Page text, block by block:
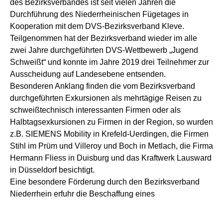
des Bezirksverbandes ist seit vielen Jahren die
Durchführung des Niederrheinischen Fügetages in
Kooperation mit dem DVS-Bezirksverband Kleve.
Teilgenommen hat der Bezirksverband wieder im alle
zwei Jahre durchgeführten DVS-Wettbewerb „Jugend
Schweißt“ und konnte im Jahre 2019 drei Teilnehmer zur
Ausscheidung auf Landesebene entsenden.
Besonderen Anklang finden die vom Bezirksverband
durchgeführten Exkursionen als mehrtägige Reisen zu
schweißtechnisch interessanten Firmen oder als
Halbtagsexkursionen zu Firmen in der Region, so wurden
z.B. SIEMENS Mobility in Krefeld-Uerdingen, die Firmen
Stihl im Prüm und Villeroy und Boch in Metlach, die Firma
Hermann Fliess in Duisburg und das Kraftwerk Lausward
in Düsseldorf besichtigt.
Eine besondere Förderung durch den Bezirksverband
Niederrhein erfuhr die Beschaffung eines